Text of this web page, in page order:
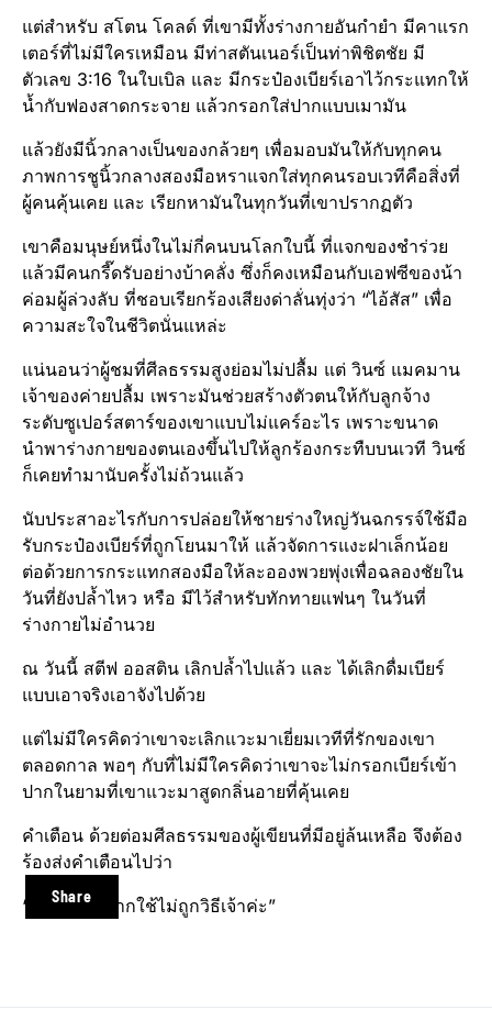
Share
แต่สำหรับ​ สโตน โคลด์ ที่เขามีทั้งร่างกายอันกำยำ มีคาแรก
เตอร์​ที่ไม่มีใครเหมือน มีท่าสตันเนอร์เป็นท่าพิชิต​ชัย​ มี
ตัวเลข 3:16 ในใบเบิล และ มีกระป๋อง​เบียร์เอาไว้กระแทกให้
น้ำกับฟองสาดกระจาย แล้วกรอกใส่ปากแบบเมามัน
แล้วยังมีนิ้วกลางเป็นของกล้วยๆ เพื่อมอบมันให้กับทุกคน
ภาพการชูนิ้วกลางสองมือหราแจกใส่ทุกคนรอบเวทีคือสิ่งที่
ผู้คนคุ้นเคย และ เรียกหามันในทุกวันที่เขาปรากฏ​ตัว
เขาคือมนุษย์​หนึ่งในไม่กี่คนบนโลกใบนี้ ที่แจกของชำร่วย
แล้วมีคนกรี๊ด​รับอย่างบ้าคลั่ง ซึ่งก็คงเหมือนกับเอฟซีของน้า
ค่อมผู้ล่วงลับ ที่ชอบเรียกร้องเสียงด่าลั่นทุ่งว่า “ไอ้สัส” เพื่อ
ความสะใจในชีวิตนั่นแหล่ะ
แน่นอนว่าผู้ชมที่ศีลธรรม​สูงย่อมไม่ปลื้ม แต่ วินซ์ แมคมาน
เจ้าของค่ายปลื้ม เพราะมันช่วยสร้างตัวตนให้กับลูกจ้าง
ระดับซูเปอร์​สตาร์​ของเขาแบบไม่แคร์อะไร เพราะขนาด
นำพาร่างกายของตนเองขึ้นไปให้ลูกร้องกระทืบบนเวที วินซ์
ก็เคยทำมานับครั้งไม่ถ้วนแล้ว
นับประสา​อะไรกับการปล่อยให้ชายร่างใหญ่วันฉกรรจ์​ใช้มือ
รับกระป๋องเบียร์ที่ถูกโยนมาให้ แล้วจัดการแงะฝาเล็กน้อย
ต่อด้วยการกระแทกสองมือให้ละอองพวยพุ่ง​เพื่อฉลองชัยใน
วันที่ยังปล้ำไหว หรือ มีไว้สำหรับทักทายแฟนๆ ในวันที่
ร่างกายไม่อำนวย
ณ วันนี้ สตีฟ ออสติน เลิกปล้ำไปแล้ว และ ได้เลิกดื่มเบียร์
แบบเอาจริงเอาจังไปด้วย
แต่ไม่มีใครคิดว่าเขาจะเลิกแวะมาเยี่ยมเวทีที่รักของเขา
ตลอดกาล พอๆ กับที่ไม่มีใครคิดว่าเขาจะไม่กรอกเบียร์​เข้า
ปากในยามที่เขาแวะมาสูดกลิ่นอายที่คุ้นเคย
คำเตือน ด้วยต่อมศีลธรรมของผู้เขียนที่มีอยู่ล้นเหลือ จึงต้อง
ร้องส่งคำเตือนไปว่า
“เบียร์​ไม่ดี หากใช้ไม่ถูกวิธีเจ้าค่ะ”